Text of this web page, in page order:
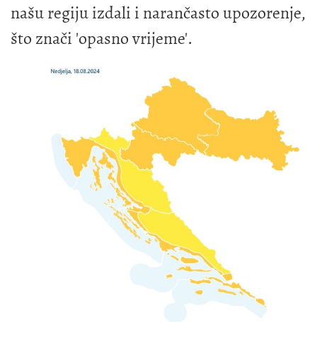
našu regiju izdali i narančasto upozorenje,
što znači 'opasno vrijeme'.